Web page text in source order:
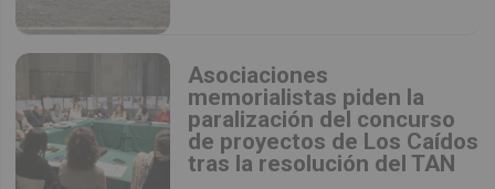
Asociaciones
memorialistas piden la
paralización del concurso
de proyectos de Los Caídos
tras la resolución del TAN